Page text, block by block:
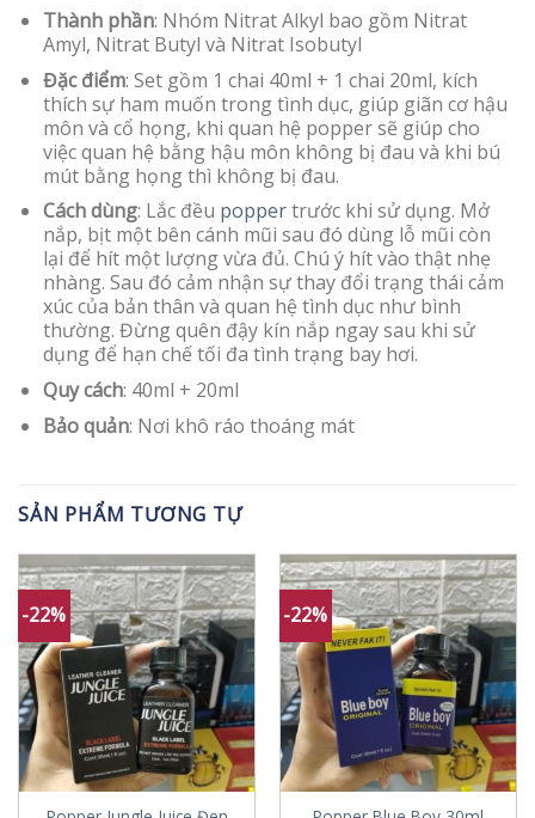
Thành phần: Nhóm Nitrat Alkyl bao gồm Nitrat
Amyl, Nitrat Butyl và Nitrat Isobutyl
Đặc điểm: Set gồm 1 chai 40ml + 1 chai 20ml, kích
thích sự ham muốn trong tình dục, giúp giãn cơ hậu
môn và cổ họng, khi quan hệ popper sẽ giúp cho
việc quan hệ bằng hậu môn không bị đau và khi bú
mút bằng họng thì không bị đau.
Cách dùng: Lắc đều poppertrước khi sử dụng. Mở
nắp, bịt một bên cánh mũi sau đó dùng lỗ mũi còn
lại để hít một lượng vừa đủ. Chú ý hít vào thật nhẹ
nhàng. Sau đó cảm nhận sự thay đổi trạng thái cảm
xúc của bản thân và quan hệ tình dục như bình
thường. Đừng quên đậy kín nắp ngay sau khi sử
dụng để hạn chế tối đa tình trạng bay hơi.
Quy cách: 40ml + 20ml
Bảo quản: Nơi khô ráo thoáng mát
SẢN PHẨM TƯƠNG TỰ
-22% -22%